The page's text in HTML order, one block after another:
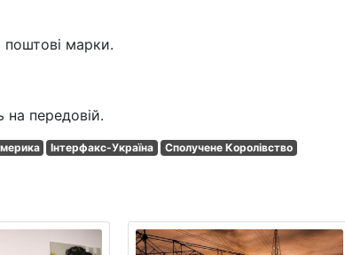
марки.
на передовій.
Інтерфакс-Україна
Сполучене Королівство